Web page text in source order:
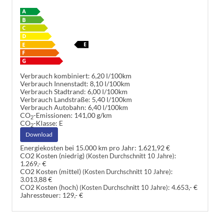
Verbrauch kombiniert: 6,20 l/100km
Verbrauch Innenstadt: 8,10 l/100km
Verbrauch Stadtrand: 6,00 l/100km
Verbrauch Landstraße: 5,40 l/100km
Verbrauch Autobahn: 6,40 l/100km
CO2-Emissionen: 141,00 g/km
CO2-Klasse: E
Download
Energiekosten bei 15.000 km pro Jahr: 1.621,92 €
CO2 Kosten (niedrig) (Kosten Durchschnitt 10 Jahre):
1.269,- €
CO2 Kosten (mittel) (Kosten Durchschnitt 10 Jahre):
3.013,88 €
CO2 Kosten (hoch) (Kosten Durchschnitt 10 Jahre): 4.653,- €
Jahressteuer: 129,- €